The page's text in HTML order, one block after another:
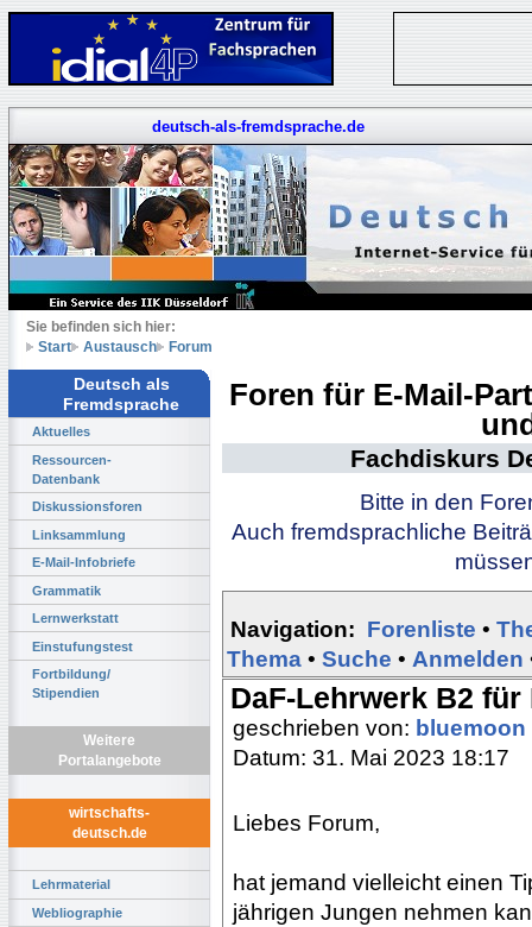
deutsch-als-fremdsprache.de
Sie befinden sich hier:
Start
Austausch Forum
Deutsch als
Fremdsprache
Aktuelles
Ressourcen-
Datenbank
Diskussionsforen
Linksammlung
E-Mail-Infobriefe
Grammatik
Lernwerkstatt
Einstufungstest
Fortbildung/
Stipendien
Weitere
Portalangebote
wirtschafts-
deutsch.de
Lehrmaterial
Webliographie
Foren für E-Mail-
Fachdiskurs
Bitte in den
Auch fremdsprachliche
Navigation: Forenliste •
Thema • Suche • Anmelden
DaF-Lehrwerk B2 für
geschrieben von: bluemoon
Datum: 31. Mai 2023 18:17
Liebes Forum,
hat jemand vielleicht einen
jährigen Jungen nehmen